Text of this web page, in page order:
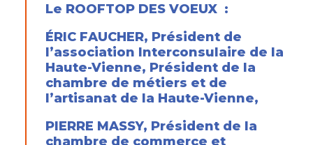
Le ROOFTOP DES VOEUX :
ÉRIC FAUCHER, Président de
l’association Interconsulaire de la
Haute-Vienne, Président de la
chambre de métiers et de
l’artisanat de la Haute-Vienne,
PIERRE MASSY, Président de la
chambre de commerce et